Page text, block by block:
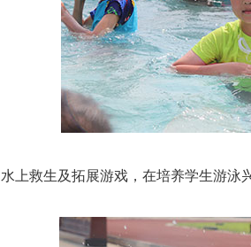
水上救生及拓展游戏，在培养学生游泳